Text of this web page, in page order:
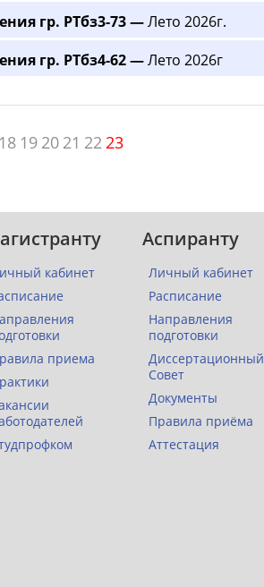
гр. РТбз3-73 —Лето 2026г.
гр. РТбз4-62 —Лето 2026г
18 19 20 21 2223
кабинет
приема
Аспиранту
Личный кабинет
Расписание
Направления
подготовки
Диссертационный
Совет
Документы
Правила приёма
Аттестация